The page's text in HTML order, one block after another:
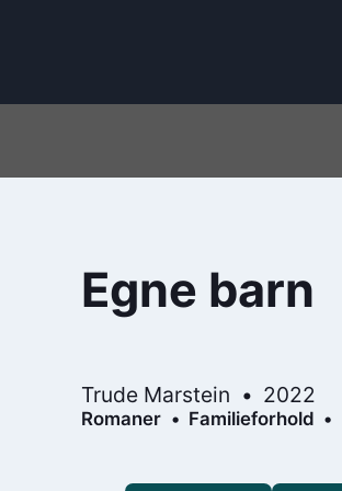
Egne barn
Trude Marstein 2022
Romaner Familieforhold